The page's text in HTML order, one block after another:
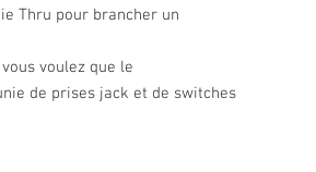
Thru pour brancher un
voulez que le
de prises jack et de switches